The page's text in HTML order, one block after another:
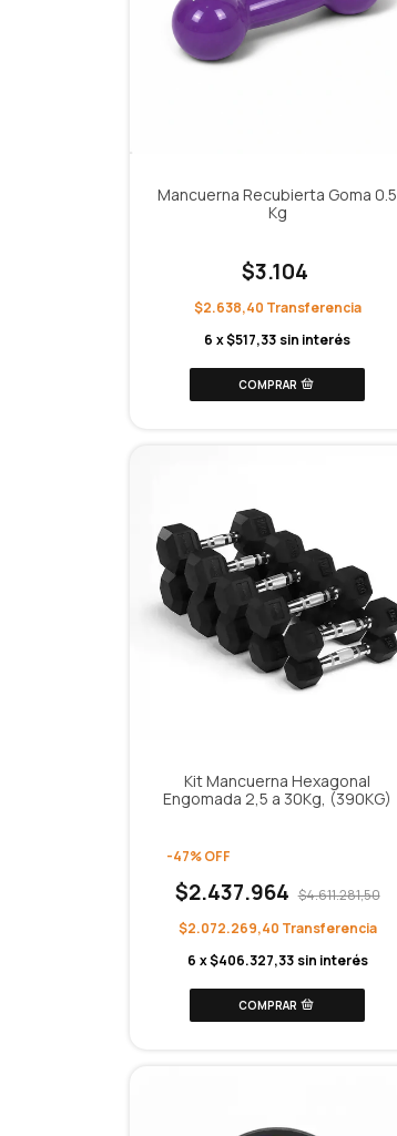
Mancuerna Recubierta Goma 0.5
Kg
$3.104
$2.638,40
6 x$517,33 sin interés
Kit Mancuerna Hexagonal
Engomada 2,5 a 30Kg, (390KG)
-47%OFF
$2.437.964 $4.611.281,50
$2.072.269,40
6 x$406.327,33 sin interés